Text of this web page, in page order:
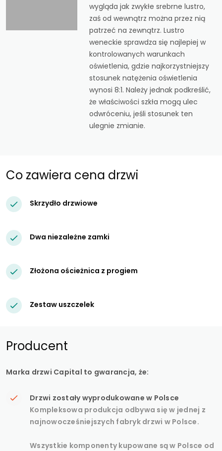
wygląda jak zwykłe srebrne lustro,
zaś od wewnątrz można przez nią
patrzeć na zewnątrz. Lustro
weneckie sprawdza się najlepiej w
kontrolowanych warunkach
oświetlenia, gdzie najkorzystniejszy
stosunek natężenia oświetlenia
wynosi 8:1. Należy jednak podkreślić,
że właściwości szkła mogą ulec
odwróceniu, jeśli stosunek ten
ulegnie zmianie.
Co zawiera cena drzwi
Skrzydło drzwiowe
Dwa niezależne zamki
Złożona ościeżnica z progiem
Zestaw uszczelek
Producent
Marka drzwi Capital to gwarancja, że:
Drzwi zostały wyprodukowane w Polsce
Kompleksowa produkcja odbywa się w jednej z
najnowocześniejszych fabryk drzwi w Polsce.
Wszystkie komponenty kupowane są w Polsce od